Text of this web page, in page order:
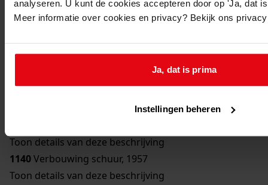
analyseren. U kunt de cookies accepteren door op 'Ja, dat
Meer informatie over cookies en privacy? Bekijk ons
Ja, dat is prima
Instellingen beheren
Toon details van deze beschrijving
1136Bouw bergplaats, 1950
Toon details van deze beschrijving
1137Bouw schuur, 1951
Toon details van deze beschrijving
Toon details van deze beschrijving
Toon details van deze beschrijving
1140Verbouwing schuur, 1957
Toon details van deze beschrijving